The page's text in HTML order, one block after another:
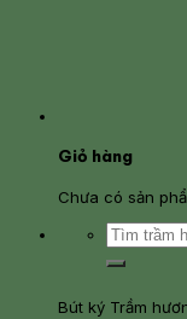
Giỏ hàng
Chưa có sản
Tìm
kiếm:
Bút ký Trầm